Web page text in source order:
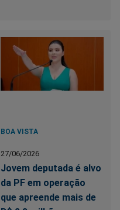
BOA VISTA
27/06/2026
Jovem deputada é alvo
da PF em operação
que apreende mais de